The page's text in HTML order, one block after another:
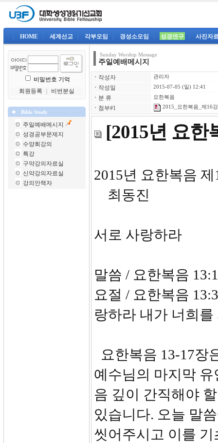
HOME 세계선교 각부모임 경성소모임 성경연구 사진자
비밀번호 기억
회원등록
비번분실
Bible Study
주일예배메시지
성경공부문제지
수양회강의
특강
구약강의자료실
신약강의자료실
강의안책자
Sunday Worship Message
주일예배메시지
ㆍ 작성자 관리자
ㆍ 작성일 2015-07-05 (일) 12:41
ㆍ 분 류 요한복음
ㆍ 첨부#1 2015_요한복음_제16
[2015년 요한
2015년
최동진
서로 사랑하라
말씀 / 요한복음
요절 / 요한복음
랑하라 내가 너희
요한복음 13-17장
예수님의 마지막
음 깊이 간직해야
있습니다. 오늘 말
씻어주시고 이를